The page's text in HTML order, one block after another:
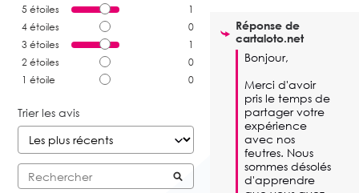
5 étoiles
1
4 étoiles
0
3 étoiles
1
2 étoiles
0
1 étoile 0
Trier les avis
Réponse de
cartaloto.net
Bonjour,
Merci d'avoir
pris le temps de
partager votre
expérience
avec nos
feutres. Nous
sommes désolés
d'apprendre